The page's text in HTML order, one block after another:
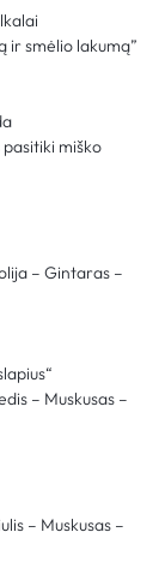
ir smėlio lakumą”
miško
– Gintaras –
– Muskusas –
– Muskusas –